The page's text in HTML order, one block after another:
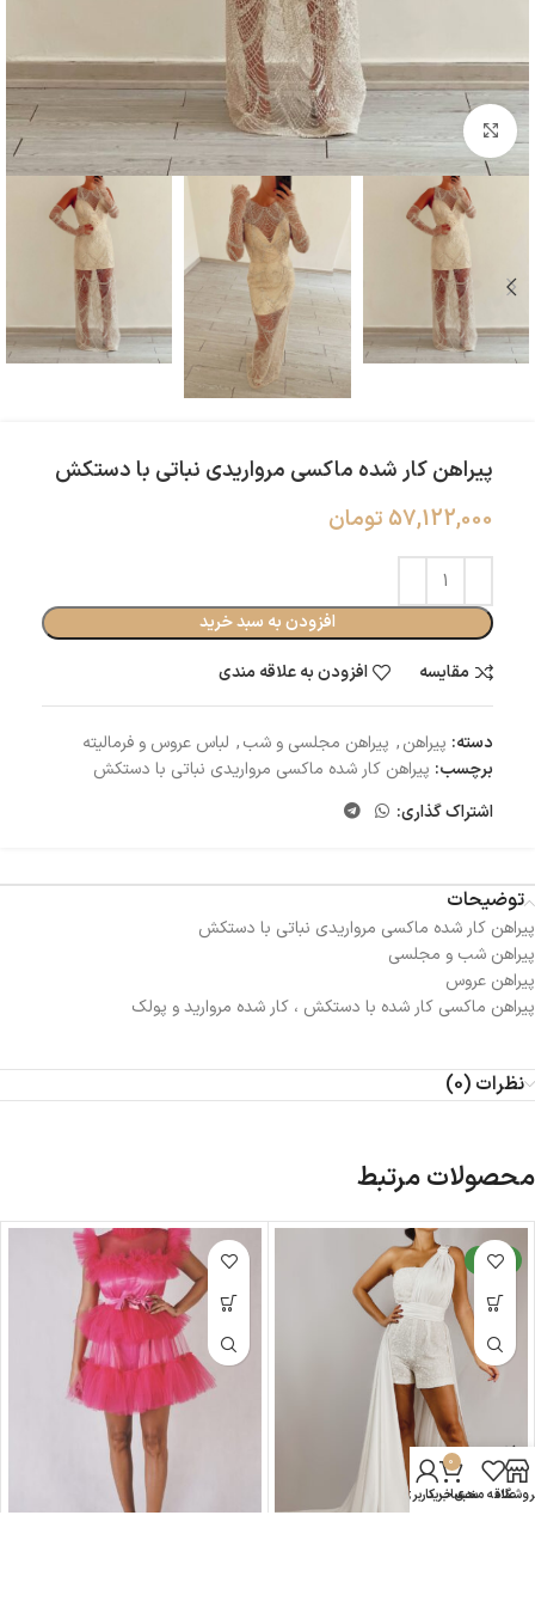
بزرگنمایی تصویر
پیراهن کار شده ماکسی مرواریدی نباتی با دستکش
57,122,000 تومان
افزودن به سبد خرید
مقایسه
افزودن به علاقه مندی
دسته: پیراهن, پیراهن مجلسی و شب, لباس عروس و فرمالیته
برچسب: پیراهن کار شده ماکسی مرواریدی نباتی با دستکش
اشتراک گذاری:
توضیحات
پیراهن کار شده ماکسی مرواریدی نباتی با دستکش
پیراهن شب و مجلسی
پیراهن عروس
پیراهن ماکسی کار شده با دستکش ، کار شده مروارید و پولک
نظرات (0)
محصولات مرتبط
جدید
علاقه مندی
0
سبد خرید
حساب کاربری من